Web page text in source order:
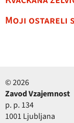
Moji ostareli
© 2026
Zavod Vzajemnost
p. p. 134
1001 Ljubljana